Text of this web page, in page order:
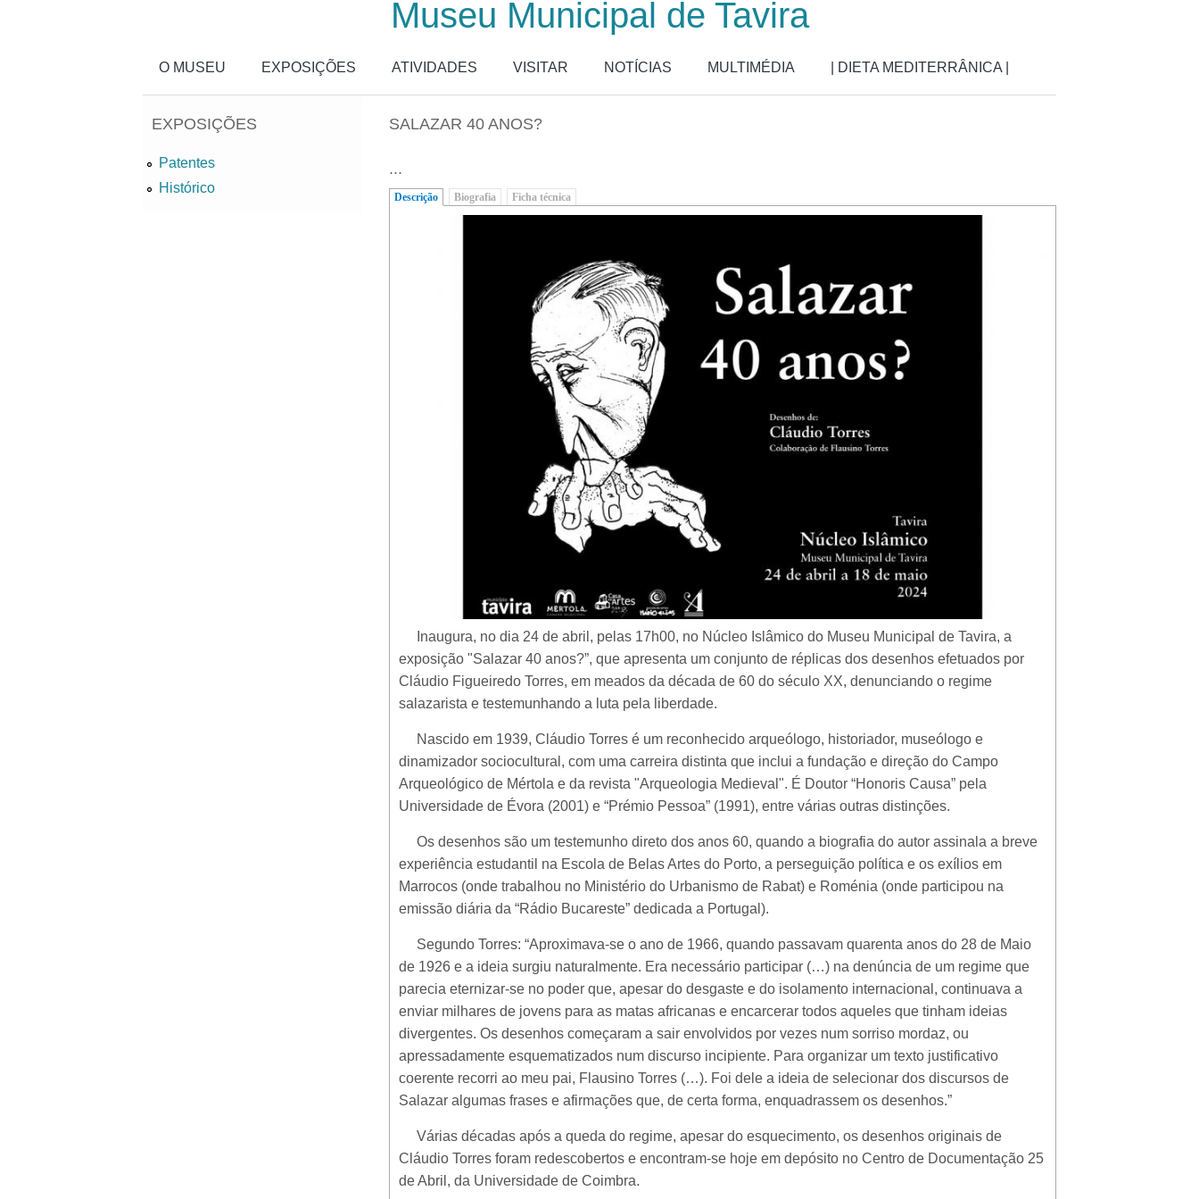
Museu Municipal de Tavira
O MUSEU EXPOSIÇÕES ATIVIDADES VISITAR NOTÍCIAS MULTIMÉDIA | DIETA MEDITERRÂNICA |
SALAZAR 40 ANOS?
...
Descrição (separador ativo)
Biografia Ficha técnica
Inaugura, no dia 24 de abril, pelas 17h00, no Núcleo Islâmico do Museu Municipal de Tavira, a
exposição "Salazar 40 anos?”, que apresenta um conjunto de réplicas dos desenhos efetuados por
Cláudio Figueiredo Torres, em meados da década de 60 do século XX, denunciando o regime
salazarista e testemunhando a luta pela liberdade.
Nascido em 1939, Cláudio Torres é um reconhecido arqueólogo, historiador, museólogo e
dinamizador sociocultural, com uma carreira distinta que inclui a fundação e direção do Campo
Arqueológico de Mértola e da revista "Arqueologia Medieval". É Doutor “Honoris Causa” pela
Universidade de Évora (2001) e “Prémio Pessoa” (1991), entre várias outras distinções.
Os desenhos são um testemunho direto dos anos 60, quando a biografia do autor assinala a breve
experiência estudantil na Escola de Belas Artes do Porto, a perseguição política e os exílios em
Marrocos (onde trabalhou no Ministério do Urbanismo de Rabat) e Roménia (onde participou na
emissão diária da “Rádio Bucareste” dedicada a Portugal).
Segundo Torres: “Aproximava-se o ano de 1966, quando passavam quarenta anos do 28 de Maio
de 1926 e a ideia surgiu naturalmente. Era necessário participar (…) na denúncia de um regime que
parecia eternizar-se no poder que, apesar do desgaste e do isolamento internacional, continuava a
enviar milhares de jovens para as matas africanas e encarcerar todos aqueles que tinham ideias
divergentes. Os desenhos começaram a sair envolvidos por vezes num sorriso mordaz, ou
apressadamente esquematizados num discurso incipiente. Para organizar um texto justificativo
coerente recorri ao meu pai, Flausino Torres (…). Foi dele a ideia de selecionar dos discursos de
Salazar algumas frases e afirmações que, de certa forma, enquadrassem os desenhos.”
Várias décadas após a queda do regime, apesar do esquecimento, os desenhos originais de
Cláudio Torres foram redescobertos e encontram-se hoje em depósito no Centro de Documentação 25
de Abril, da Universidade de Coimbra.
EXPOSIÇÕES
Patentes
Histórico